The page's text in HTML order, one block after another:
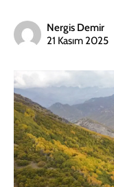
Nergis Demir
21 Kasım 2025